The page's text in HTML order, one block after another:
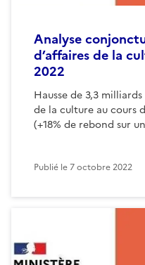
Analyse
d’affaires de la
2022
Hausse de 3,3
de la culture au cours
(+18% de rebond sur
Publié le7 octobre 2022